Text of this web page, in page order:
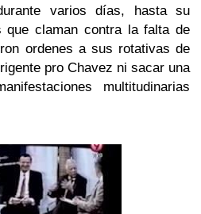
varios días, hasta su
que claman contra la falta de
ordenes a sus rotativas de
pro Chavez ni sacar una
multitudinarias